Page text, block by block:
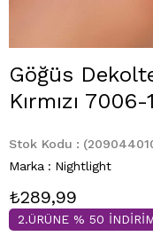
Göğüs
Kırmızı 7006-1
Stok Kodu
Marka : Nightlight
₺289,99
2.ÜRÜNE % 50